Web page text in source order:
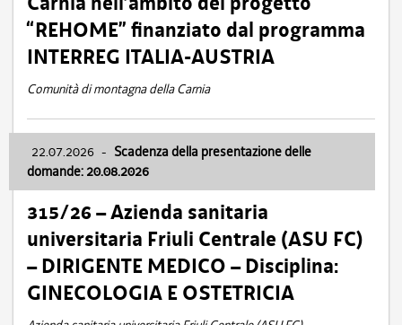
“REHOME” finanziato dal programma
INTERREG ITALIA-AUSTRIA
Comunità di montagna della Carnia
22.07.2026 - Scadenza della presentazione delle
domande: 20.08.2026
315/26 – Azienda sanitaria
universitaria Friuli Centrale (ASU FC)
– DIRIGENTE MEDICO – Disciplina:
GINECOLOGIA E OSTETRICIA